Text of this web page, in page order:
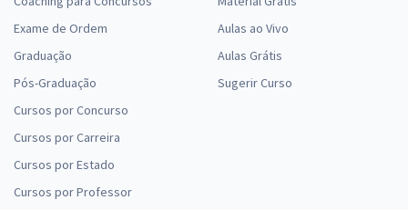
Exame de Ordem
Graduação
Pós-Graduação
Cursos por Concurso
Cursos por Carreira
Cursos por Estado
Cursos por Professor
Aulas ao Vivo
Aulas Grátis
Sugerir Curso